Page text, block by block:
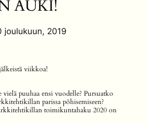
AUKI!
joulukuun, 2019
viikkoa!
puuhaa ensi vuodelle? Pursuatko
parissa pöhisemiseen?
toimikuntahaku 2020 on